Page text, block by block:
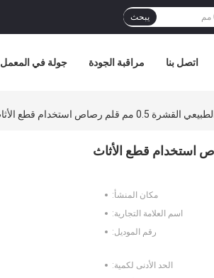
يبحث
جولة في المعمل مراقبة الجودة اتصل بنا
مكان المنشأ:
اسم العلامة التجارية:
رقم الموديل:
الحد الأدنى لكمية: